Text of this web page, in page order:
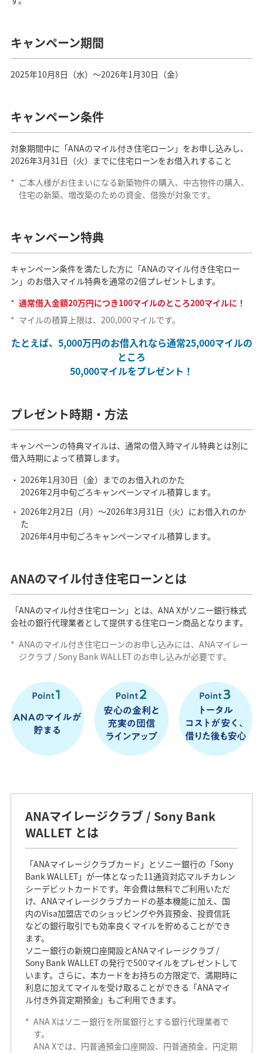
キャンペーン期間
2025年10月8日（水）～2026年1月30日（金）
キャンペーン条件
対象期間中に「ANAのマイル付き住宅ローン」をお申し込みし、
2026年3月31日（火）までに住宅ローンをお借入れすること
* ご本人様がお住まいになる新築物件の購入、中古物件の購入、
住宅の新築、増改築のための資金、借換が対象です。
キャンペーン特典
キャンペーン条件を満たした方に「ANAのマイル付き住宅ロー
ン」のお借入マイル特典を通常の2倍プレゼントします。
* 通常借入金額20万円につき100マイルのところ200マイルに！
* マイルの積算上限は、200,000マイルです。
たとえば、5,000万円のお借入れなら通常25,000マイルの
ところ
50,000マイルをプレゼント！
プレゼント時期・方法
キャンペーンの特典マイルは、通常の借入時マイル特典とは別に
借入時期によって積算します。
2026年1月30日（金）までのお借入れのかた
2026年2月中旬ごろキャンペーンマイル積算します。
2026年2月2日（月）～2026年3月31日（火）にお借入れのか
た
2026年4月中旬ごろキャンペーンマイル積算します。
ANAのマイル付き住宅ローンとは
「ANAのマイル付き住宅ローン」とは、ANA Xがソニー銀行株式
会社の銀行代理業者として提供する住宅ローン商品となります。
* ANAのマイル付き住宅ローンのお申し込みには、ANAマイレー
ジクラブ / Sony Bank WALLET のお申し込みが必要です。
ANAマイレージクラブ / Sony Bank
WALLET とは
「ANAマイレージクラブカード」とソニー銀行の「Sony
Bank WALLET」が一体となった11通貨対応マルチカレン
シーデビットカードです。年会費は無料でご利用いただ
け、ANAマイレージクラブカードの基本機能に加え、国
内のVisa加盟店でのショッピングや外貨預金、投資信託
などの銀行取引でも効率良くマイルを貯めることができ
ます。
ソニー銀行の新規口座開設とANAマイレージクラブ /
Sony Bank WALLET の発行で500マイルをプレゼントして
います。さらに、本カードをお持ちの方限定で、満期時に
利息に加えてマイルを受け取ることができる「ANAマイ
ル付き外貨定期預金」もご利用できます。
* ANA Xはソニー銀行を所属銀行とする銀行代理業者で
す。
ANA Xでは、円普通預金口座開設、円普通預金、円定期